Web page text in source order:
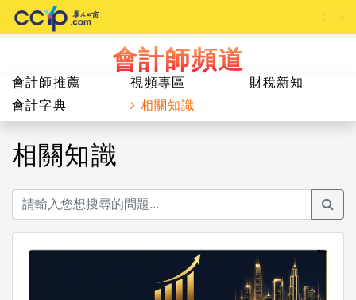
會計師頻道
會計師推薦 視頻專區
財稅新知
會計字典
相關知識
相關知識